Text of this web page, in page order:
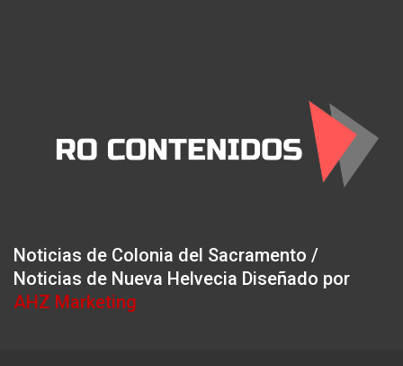
Noticias de Colonia del Sacramento /
Noticias de Nueva Helvecia Diseñado por
AHZ Marketing